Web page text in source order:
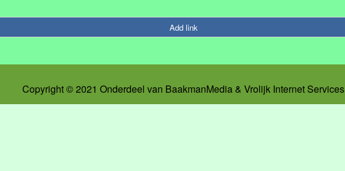
Add link
Copyright © 2021 Onderdeel van BaakmanMedia & Vrolijk Internet Services